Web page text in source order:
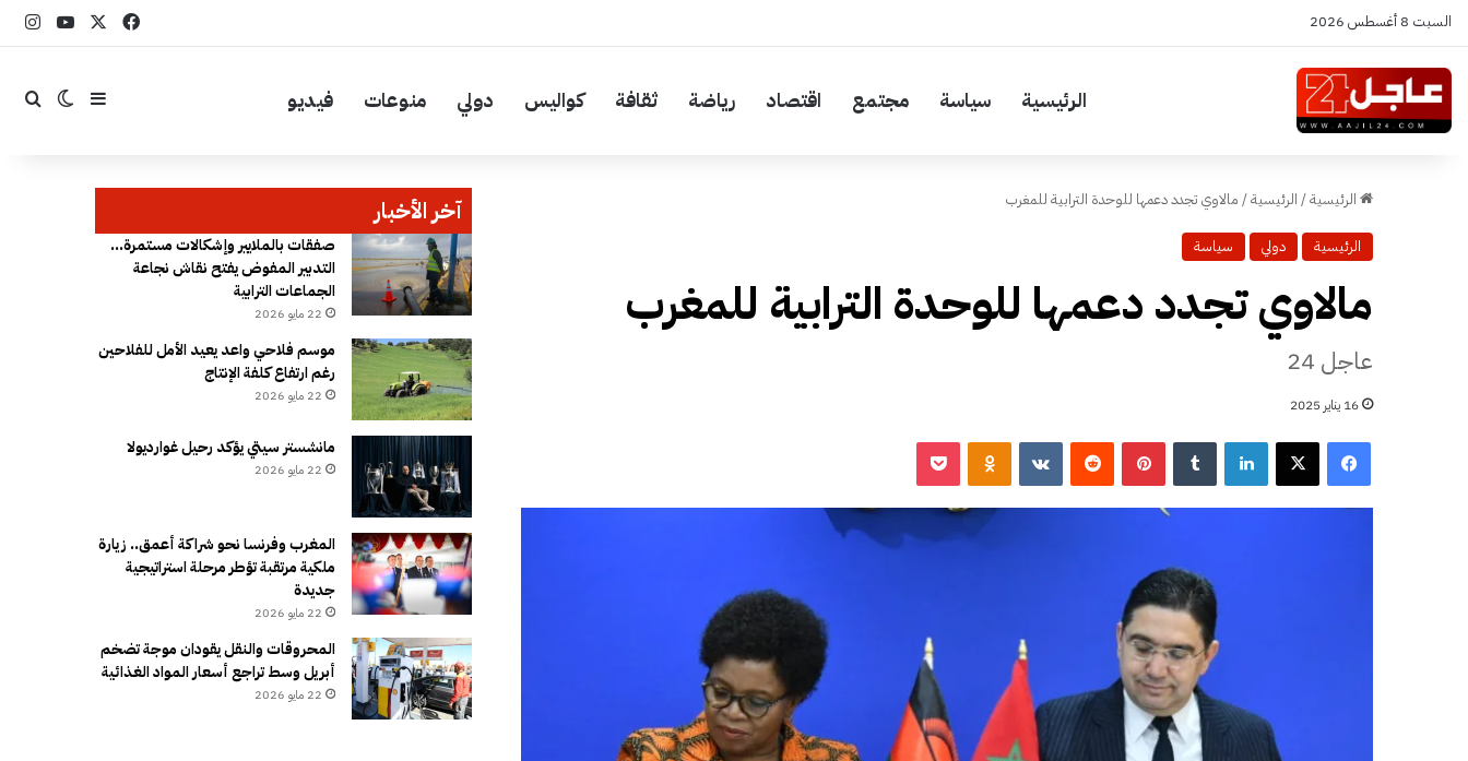
السبت 8 أغسطس 2026 فيسبوك
الرئيسية سياسة مجتمع اقتصاد رياضة ثقافة كواليس دولي منوعات فيديو إضافة عمود
الوضع
الرئيسية/ الرئيسية/ مالاوي تجدد دعمها للوحدة الترابية للمغرب
الرئيسية دولي سياسة
مالاوي تجدد دعمها للوحدة الترابية للمغرب
عاجل 24
16 يناير 2025
فيسبوك ‫X لينكدإن بينتيريست ‏VKontakte
آخر الأخبار
صفقات بالملايير وإشكالات مستمرة…
التدبير المفوض يفتح نقاش نجاعة
الجماعات الترابية
22 مايو 2026
موسم فلاحي واعد يعيد الأمل للفلاحين
رغم ارتفاع كلفة الإنتاج
22 مايو 2026
مانشستر سيتي يؤكد رحيل غوارديولا
22 مايو 2026
المغرب وفرنسا نحو شراكة أعمق.. زيارة
ملكية مرتقبة تؤطر مرحلة استراتيجية
جديدة
22 مايو 2026
المحروقات والنقل يقودان موجة تضخم
أبريل وسط تراجع أسعار المواد الغذائية
22 مايو 2026